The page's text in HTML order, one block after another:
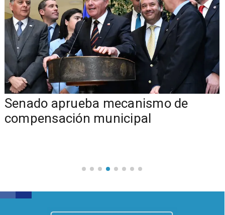
Senado aprueba mecanismo de
compensación municipal